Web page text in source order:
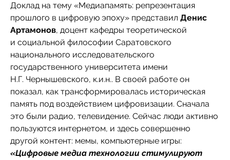
Доклад на тему «Медиапамять: репрезентация
прошлого в цифровую эпоху» представил Денис
Артамонов, доцент кафедры теоретической
и социальной философии Саратовского
национального исследовательского
государственного университета имени
Н.Г. Чернышевского, к.и.н.. В своей работе он
показал, как трансформировалась историческая
память под воздействием цифровизации. Сначала
это были радио, телевидение. Сейчас люди активно
пользуются интернетом, и здесь совершенно
другой контент: мемы, компьютерные игры:
«Цифровые медиа технологии стимулируют